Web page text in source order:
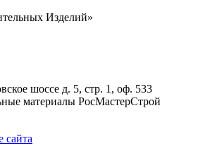
Изделий»
шоссе д. 5, стр. 1, оф. 533
материалы РосМастерСтрой
сайта